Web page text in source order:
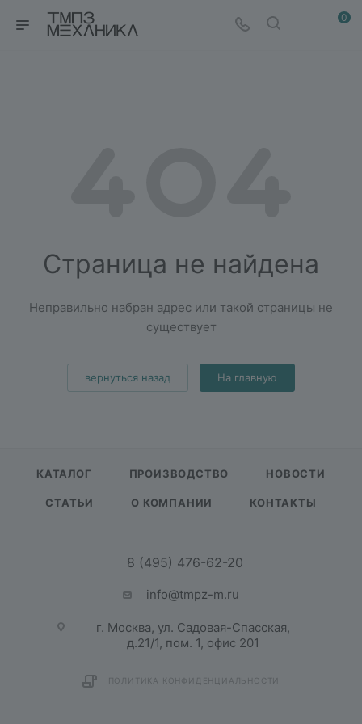
0
Страница не найдена
Неправильно набран адрес или такой страницы не
существует
вернуться назад На главную
КАТАЛОГ ПРОИЗВОДСТВО НОВОСТИ
СТАТЬИ О КОМПАНИИ КОНТАКТЫ
8 (495) 476-62-20
info@tmpz-m.ru
г. Москва, ул. Садовая-Спасская,
д.21/1, пом. 1, офис 201
ПОЛИТИКА КОНФИДЕНЦИАЛЬНОСТИ